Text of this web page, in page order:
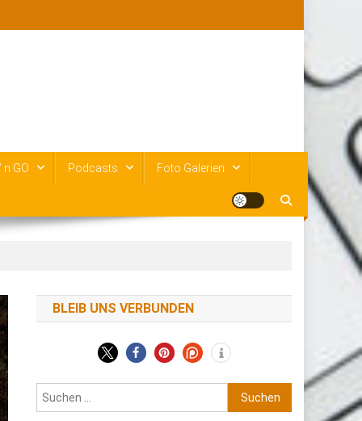
n GO Podcasts Foto Galerien
BLEIB UNS VERBUNDEN
Suchen
nach: